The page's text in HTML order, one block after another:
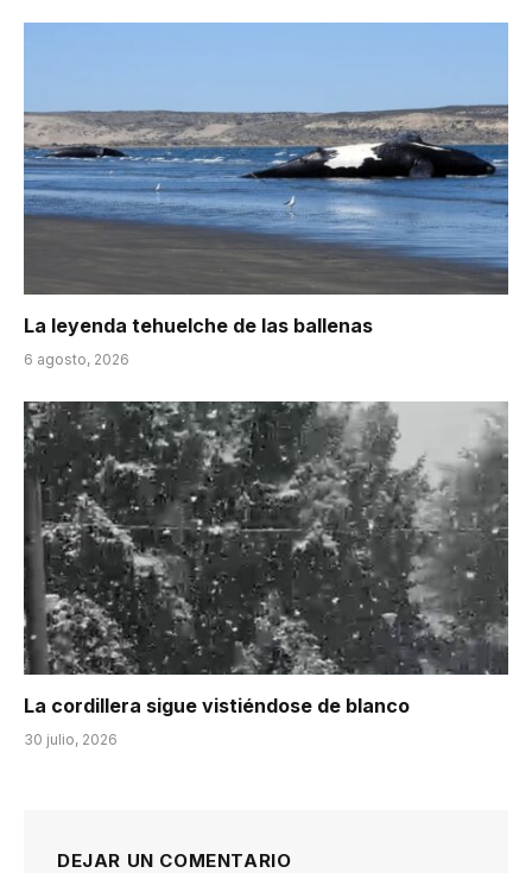
La leyenda tehuelche de las ballenas
6 agosto, 2026
La cordillera sigue vistiéndose de blanco
30 julio, 2026
DEJAR UN COMENTARIO